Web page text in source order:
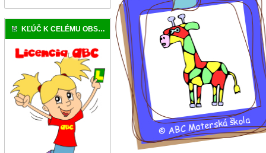
KĽÚČ K CELÉMU OBSAHU